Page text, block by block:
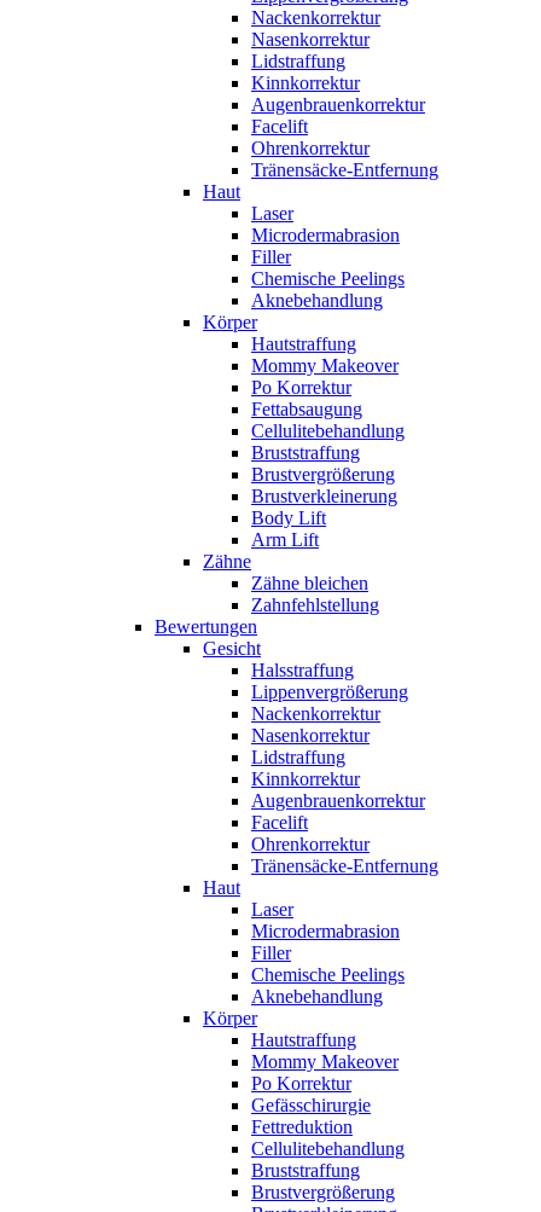
Nackenkorrektur
Nasenkorrektur
Lidstraffung
Kinnkorrektur
Augenbrauenkorrektur
Facelift
Ohrenkorrektur
Tränensäcke-Entfernung
Haut
Laser
Microdermabrasion
Filler
Chemische Peelings
Aknebehandlung
Körper
Hautstraffung
Mommy Makeover
Po Korrektur
Fettabsaugung
Cellulitebehandlung
Bruststraffung
Brustvergrößerung
Brustverkleinerung
Body Lift
Arm Lift
Zähne
Zähne bleichen
Zahnfehlstellung
Bewertungen
Gesicht
Halsstraffung
Lippenvergrößerung
Nackenkorrektur
Nasenkorrektur
Lidstraffung
Kinnkorrektur
Augenbrauenkorrektur
Facelift
Ohrenkorrektur
Tränensäcke-Entfernung
Haut
Laser
Microdermabrasion
Filler
Chemische Peelings
Aknebehandlung
Körper
Hautstraffung
Mommy Makeover
Po Korrektur
Gefässchirurgie
Fettreduktion
Cellulitebehandlung
Bruststraffung
Brustvergrößerung